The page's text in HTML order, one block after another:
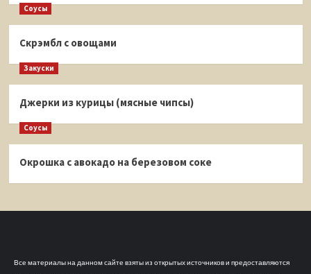
Соусы
Скрэмбл с овощами
Закуски
Джерки из курицы (мясные чипсы)
Соусы
Окрошка с авокадо на березовом соке
Все материалы на данном сайте взяты из открытых источников и предоставляются